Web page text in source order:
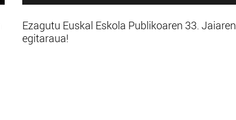
Ezagutu Euskal Eskola Publikoaren 33. Jaiaren
egitaraua!